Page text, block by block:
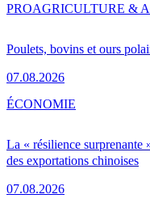
Poulets, bovins et ours
07.08.2026
PROAGRICULTURE &
La « résilience surprenante
des exportations chinoises
07.08.2026
ÉCONOMIE